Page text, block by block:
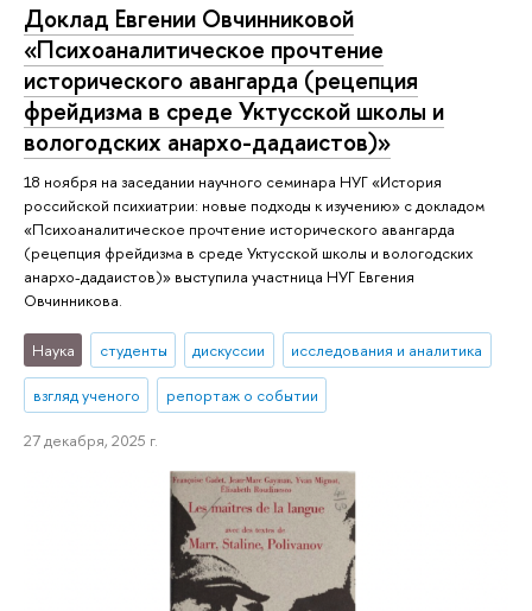
Доклад Евгении Овчинниковой
«Психоаналитическое прочтение
исторического авангарда (рецепция
фрейдизма в среде Уктусской школы и
вологодских анархо-дадаистов)»
18 ноября на заседании научного семинара НУГ «История
российской психиатрии: новые подходы к изучению» с докладом
«Психоаналитическое прочтение исторического авангарда
(рецепция фрейдизма в среде Уктусской школы и вологодских
анархо-дадаистов)» выступила участница НУГ Евгения
Овчинникова.
Наука студенты дискуссии исследования и аналитика
взгляд ученого репортаж о событии
27 декабря, 2025 г.